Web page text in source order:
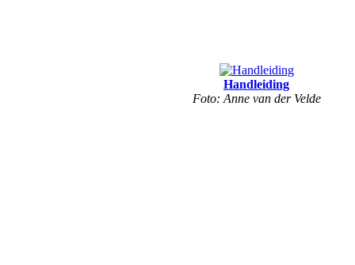
Handleiding
Foto: Anne van der Velde